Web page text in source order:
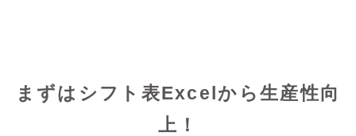
まずはシフト表Excelから生産性向
上！